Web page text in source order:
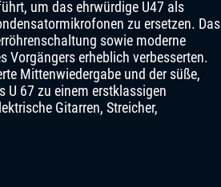
um das ehrwürdige U47 als
zu ersetzen. Das
sowie moderne
Vorgängers erheblich verbesserten.
Mittenwiedergabe und der süße,
U 67 zu einem erstklassigen
Gitarren, Streicher,